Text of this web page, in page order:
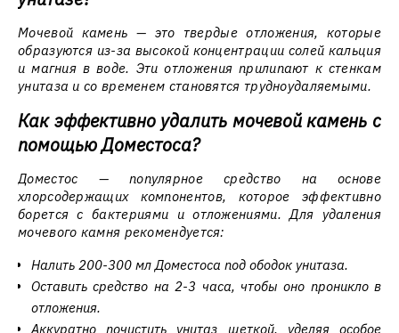
Мочевой камень — это твердые отложения, которые
образуются из-за высокой концентрации солей кальция
и магния в воде. Эти отложения прилипают к стенкам
унитаза и со временем становятся трудноудаляемыми.
Как эффективно удалить мочевой камень с
помощью Доместоса?
Доместос — популярное средство на основе
хлорсодержащих компонентов, которое эффективно
борется с бактериями и отложениями. Для удаления
мочевого камня рекомендуется:
Налить 200-300 мл Доместоса под ободок унитаза.
Оставить средство на 2-3 часа, чтобы оно проникло в
отложения.
Аккуратно почистить унитаз щеткой, уделяя особое